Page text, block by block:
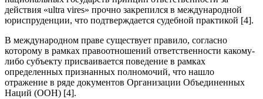
действия «ultra vires» прочно закрепился в международной
юриспруденции, что подтверждается судебной практикой [4].
В международном праве существует правило, согласно
которому в рамках правоотношений ответственности какому-
либо субъекту присваивается поведение в рамках
определенных признанных полномочий, что нашло
отражение в ряде документов Организации Объединенных
Наций (ООН) [4].